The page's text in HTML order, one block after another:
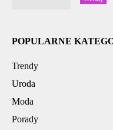
POPULARNE
Trendy
Uroda
Moda
Porady